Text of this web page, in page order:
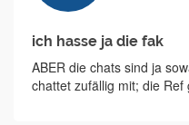
ich hasse ja die fak
ABER die chats sind ja
chattet zufällig mit; die